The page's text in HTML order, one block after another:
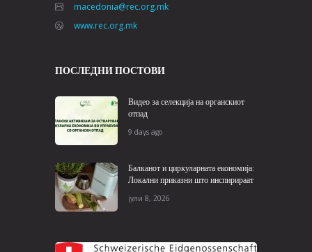
macedonia@rec.org.mk
www.rec.org.mk
ПОСЛЕДНИ ПОСТОВИ
Видео за селекција на органскиот
отпад
9 days ago
Балканот и циркуларната економија:
Локални приказни што инспирираат
јули 8, 2026